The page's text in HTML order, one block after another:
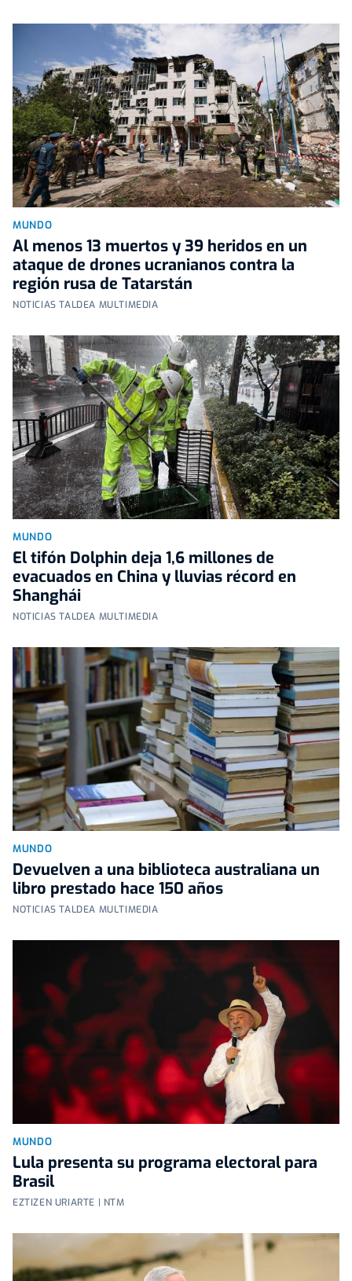
MUNDO
Al menos 13 muertos y 39 heridos en un
ataque de drones ucranianos contra la
región rusa de Tatarstán
NOTICIAS TALDEA MULTIMEDIA
MUNDO
El tifón Dolphin deja 1,6 millones de
evacuados en China y lluvias récord en
Shanghái
NOTICIAS TALDEA MULTIMEDIA
MUNDO
Devuelven a una biblioteca australiana un
libro prestado hace 150 años
NOTICIAS TALDEA MULTIMEDIA
MUNDO
Lula presenta su programa electoral para
Brasil
EZTIZEN URIARTE | NTM